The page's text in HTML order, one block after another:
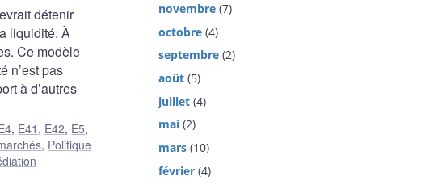
détenir
liquidité. À
Ce modèle
n’est pas
à d’autres
, E41 , E42, E5,
, Politique
novembre (7)
octobre (4)
septembre (2)
août (5)
juillet (4)
mai (2)
mars (10)
février (4)